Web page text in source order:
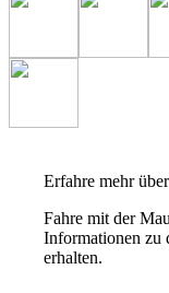
Erfahre mehr
Fahre mit der
Informationen zu
erhalten.